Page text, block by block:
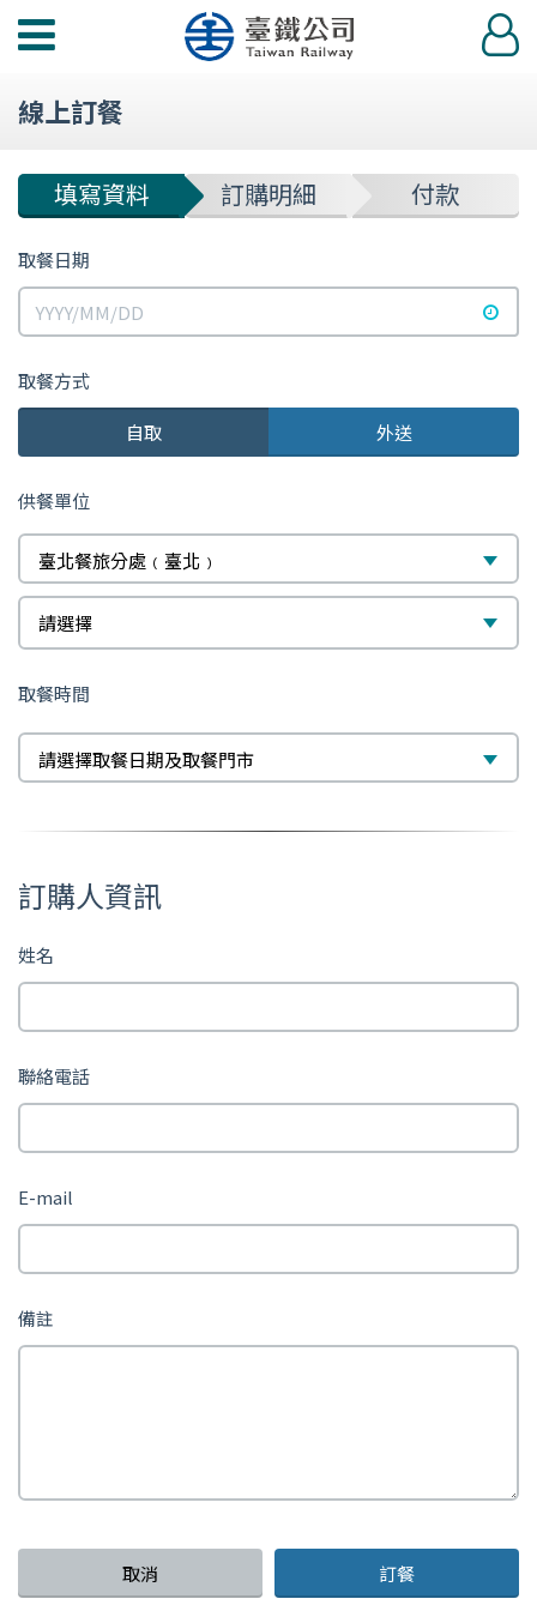
功
選
登
入
線上訂餐
填寫資料 訂購明細 付款
取餐日期
選
取餐方式
自取 外送
供餐單位
臺北餐旅分處﹙臺北﹚
選
擇
請選擇
取餐時間
請選擇取餐日期及取餐門市
選
擇
訂購人資訊
姓名
聯絡電話
E-mail
備註
取消 訂餐